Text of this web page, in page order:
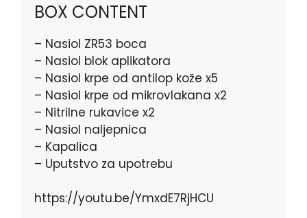
BOX CONTENT
– Nasiol ZR53 boca
– Nasiol blok aplikatora
– Nasiol krpe od antilop kože x5
– Nasiol krpe od mikrovlakana x2
– Nitrilne rukavice x2
– Nasiol naljepnica
– Kapalica
– Uputstvo za upotrebu
https://youtu.be/YmxdE7RjHCU